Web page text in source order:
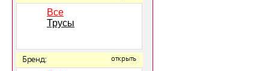
Все
Трусы
Бренд: открыть